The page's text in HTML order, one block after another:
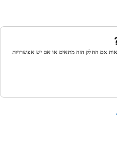
אם החלק הזה מתאים או אם יש אפשרויות